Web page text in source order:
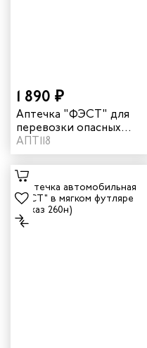
1 890 ₽
Аптечка "ФЭСТ" для
перевозки опасных
грузов
АПТ118